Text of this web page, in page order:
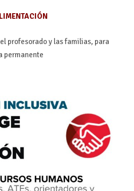
profesorado y las familias, para
permanente